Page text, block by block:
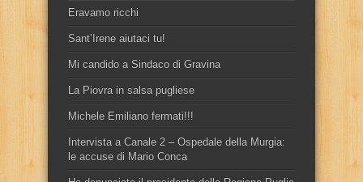
Eravamo ricchi
Sant’Irene aiutaci tu!
Mi candido a Sindaco di Gravina
La Piovra in salsa pugliese
Michele Emiliano fermati!!!
Intervista a Canale 2 – Ospedale della Murgia:
le accuse di Mario Conca